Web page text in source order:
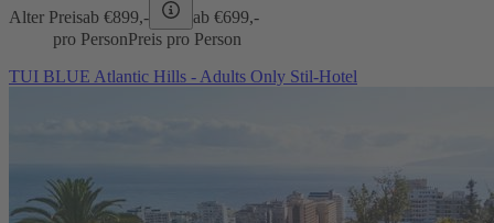
Alter Preisab €899,- ab €699,-
pro PersonPreis pro Person
TUI BLUE Atlantic Hills - Adults Only Stil-Hotel